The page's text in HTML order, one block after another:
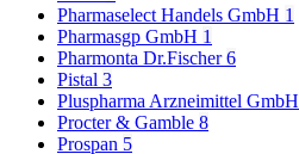
Pharmaselect Handels GmbH 1
Pharmasgp GmbH 1
Pharmonta Dr.Fischer6
Pistal 3
Pluspharma Arzneimittel GmbH
Procter & Gamble 8
Prospan 5